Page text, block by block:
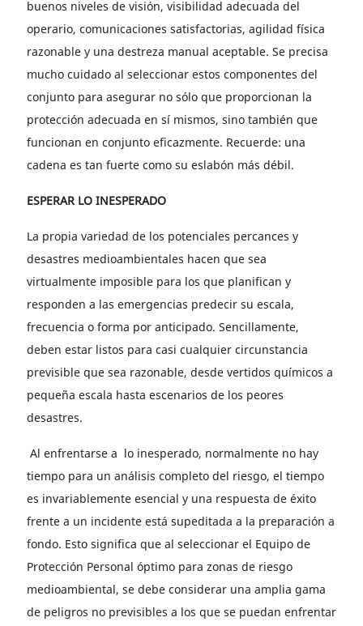
buenos niveles de visión, visibilidad adecuada del
operario, comunicaciones satisfactorias, agilidad física
razonable y una destreza manual aceptable. Se precisa
mucho cuidado al seleccionar estos componentes del
conjunto para asegurar no sólo que proporcionan la
protección adecuada en sí mismos, sino también que
funcionan en conjunto eficazmente. Recuerde: una
cadena es tan fuerte como su eslabón más débil.
ESPERAR LO INESPERADO
La propia variedad de los potenciales percances y
desastres medioambientales hacen que sea
virtualmente imposible para los que planifican y
responden a las emergencias predecir su escala,
frecuencia o forma por anticipado. Sencillamente,
deben estar listos para casi cualquier circunstancia
previsible que sea razonable, desde vertidos químicos a
pequeña escala hasta escenarios de los peores
desastres.
Al enfrentarse a lo inesperado, normalmente no hay
tiempo para un análisis completo del riesgo, el tiempo
es invariablemente esencial y una respuesta de éxito
frente a un incidente está supeditada a la preparación a
fondo. Esto significa que al seleccionar el Equipo de
Protección Personal óptimo para zonas de riesgo
medioambiental, se debe considerar una amplia gama
de peligros no previsibles a los que se puedan enfrentar